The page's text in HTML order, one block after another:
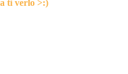
tí verlo >:)